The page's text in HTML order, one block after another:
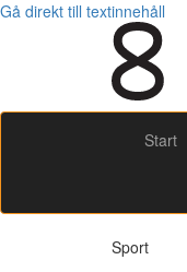
Gå direkt till textinnehåll
Start
Sport